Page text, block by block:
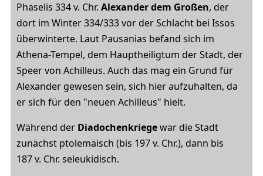
Phaselis 334 v. Chr. Alexander dem Großen, der
dort im Winter 334/333 vor der Schlacht bei Issos
überwinterte. Laut Pausanias befand sich im
Athena-Tempel, dem Hauptheiligtum der Stadt, der
Speer von Achilleus. Auch das mag ein Grund für
Alexander gewesen sein, sich hier aufzuhalten, da
er sich für den "neuen Achilleus" hielt.
Während der Diadochenkriegewar die Stadt
zunächst ptolemäisch (bis 197 v. Chr.), dann bis
187 v. Chr. seleukidisch.